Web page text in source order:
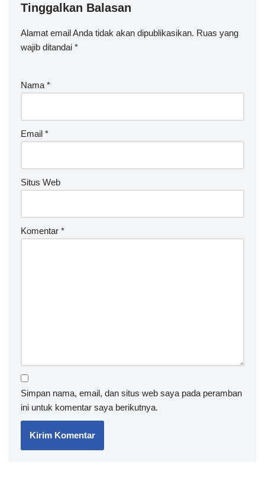
Tinggalkan Balasan
Alamat email Anda tidak akan dipublikasikan. Ruas yang
wajib ditandai *
Nama *
Email *
Situs Web
Komentar *
Simpan nama, email, dan situs web saya pada peramban
ini untuk komentar saya berikutnya.